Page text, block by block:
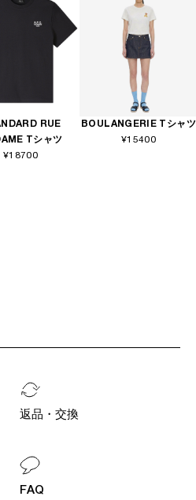
RUE
Tシャツ
¥18700
BOULANGERIE Tシャツ
¥15400
返品・交換
FAQ